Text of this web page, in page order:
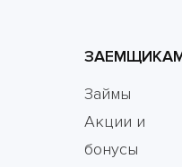
Займы
Акции и
бонусы